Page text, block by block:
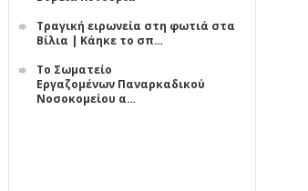
Τραγική ειρωνεία στη φωτιά στα
Βίλια | Κάηκε το σπ…
Το Σωματείο
Εργαζομένων Παναρκαδικού
Νοσοκομείου α…